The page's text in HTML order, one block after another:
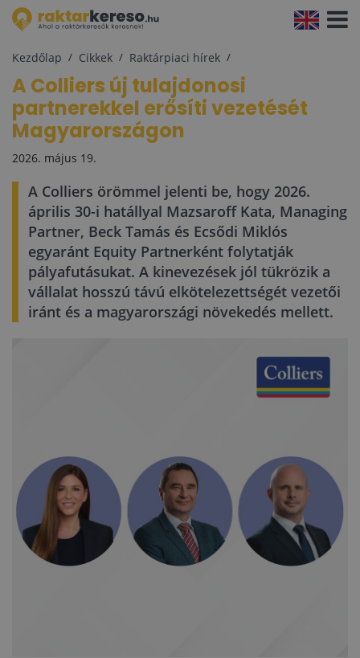
Kezdőlap Cikkek Raktárpiaci hírek
A Colliers új tulajdonosi
partnerekkel erősíti vezetését
Magyarországon
2026. május 19.
A Colliers örömmel jelenti be, hogy 2026.
április 30-i hatállyal Mazsaroff Kata, Managing
Partner, Beck Tamás és Ecsődi Miklós
egyaránt Equity Partnerként folytatják
pályafutásukat. A kinevezések jól tükrözik a
vállalat hosszú távú elkötelezettségét vezetői
iránt és a magyarországi növekedés mellett.